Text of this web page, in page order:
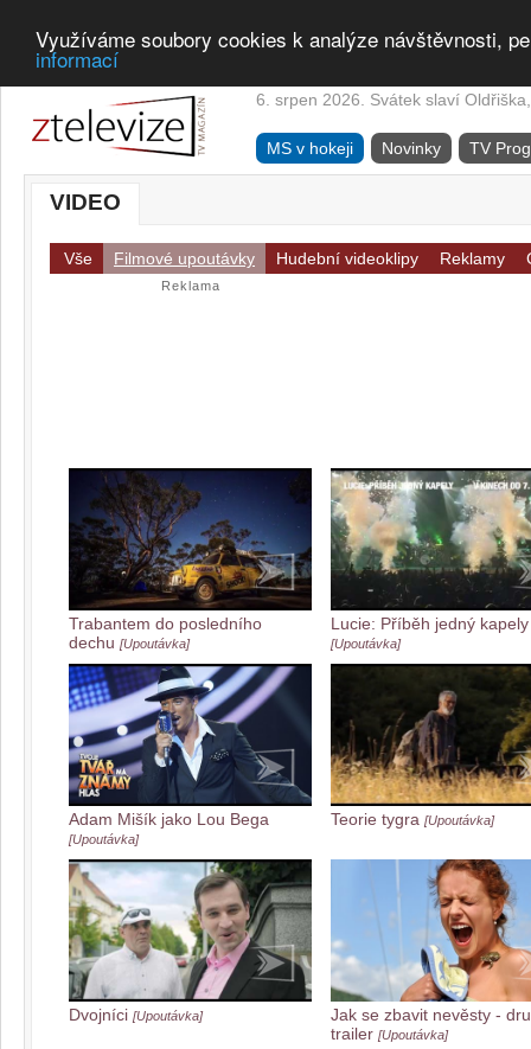
Využíváme soubory cookies k analýze návštěvnosti,
informací
6. srpen 2026. Svátek slaví
MS v hokeji Novinky TV
VIDEO
Vše Filmové upoutávky Hudební videoklipy Reklamy
Reklama
Trabantem do posledního
dechu [Upoutávka]
Lucie: Příběh jedný kapely
[Upoutávka]
Adam Mišík jako Lou Bega
[Upoutávka]
Teorie tygra [Upoutávka]
Dvojníci [Upoutávka]
Jak se zbavit nevěsty -
trailer [Upoutávka]